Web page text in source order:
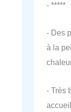
- *****
- Des
à la
- Très